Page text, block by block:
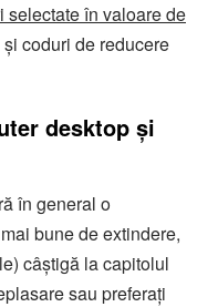
selectate în valoare de
coduri de reducere
desktop și
în general o
bune de extindere,
câștigă la capitolul
sau preferați